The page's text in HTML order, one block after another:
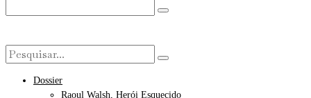
Dossier
Raoul Walsh, Herói Esquecido